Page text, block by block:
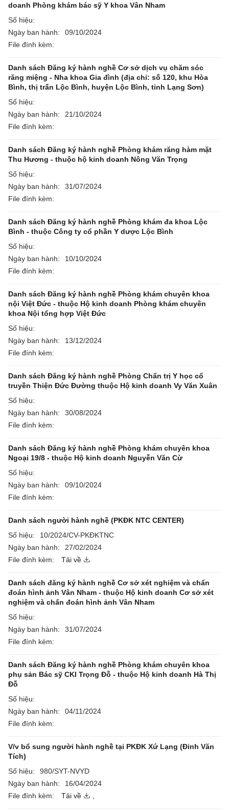
doanh Phòng khám bác sỹ Y khoa Vân Nham
Số hiệu:
Ngày ban hành:
09/10/2024
File đính kèm:
Danh sách Đăng ký hành nghề Cơ sở dịch vụ chăm sóc
răng miệng - Nha khoa Gia đình (địa chỉ: số 120, khu Hòa
Bình, thị trấn Lộc Bình, huyện Lộc Bình, tỉnh Lạng Sơn)
Số hiệu:
Ngày ban hành:
21/10/2024
File đính kèm:
Danh sách Đăng ký hành nghề Phòng khám răng hàm mặt
Thu Hương - thuộc hộ kinh doanh Nông Văn Trọng
Số hiệu:
Ngày ban hành:
31/07/2024
File đính kèm:
Danh sách Đăng ký hành nghề Phòng khám đa khoa Lộc
Bình - thuộc Công ty cổ phần Y dược Lộc Bình
Số hiệu:
Ngày ban hành:
10/10/2024
File đính kèm:
Danh sách Đăng ký hành nghề Phòng khám chuyên khoa
nội Việt Đức - thuộc Hộ kinh doanh Phòng khám chuyên
khoa Nội tổng hợp Việt Đức
Số hiệu:
Ngày ban hành:
13/12/2024
File đính kèm:
Danh sách Đăng ký hành nghề Phòng Chẩn trị Y học cổ
truyền Thiện Đức Đường thuộc Hộ kinh doanh Vy Văn Xuân
Số hiệu:
Ngày ban hành:
30/08/2024
File đính kèm:
Danh sách Đăng ký hành nghề Phòng khám chuyên khoa
Ngoại 19/8 - thuộc Hộ kinh doanh Nguyễn Văn Cừ
Số hiệu:
Ngày ban hành:
09/10/2024
File đính kèm:
Danh sách người hành nghề (PKĐK NTC CENTER)
Số hiệu:
10/2024/CV-PKĐKTNC
Ngày ban hành:
27/02/2024
File đính kèm:
Tải về
Danh sách đăng ký hành nghề Cơ sở xét nghiệm và chẩn
đoán hình ảnh Vân Nham - thuộc Hộ kinh doanh Cơ sở xét
nghiệm và chẩn đoán hình ảnh Vân Nham
Số hiệu:
Ngày ban hành:
31/07/2024
File đính kèm:
Danh sách Đăng ký hành nghề Phòng khám chuyên khoa
phụ sản Bác sỹ CKI Trọng Đỗ - thuộc Hộ kinh doanh Hà Thị
Đỗ
Số hiệu:
Ngày ban hành:
04/11/2024
File đính kèm:
V/v bổ sung người hành nghề tại PKĐK Xứ Lạng (Đinh Văn
Tích)
Số hiệu:
980/SYT-NVYD
Ngày ban hành:
16/04/2024
File đính kèm:
Tải về